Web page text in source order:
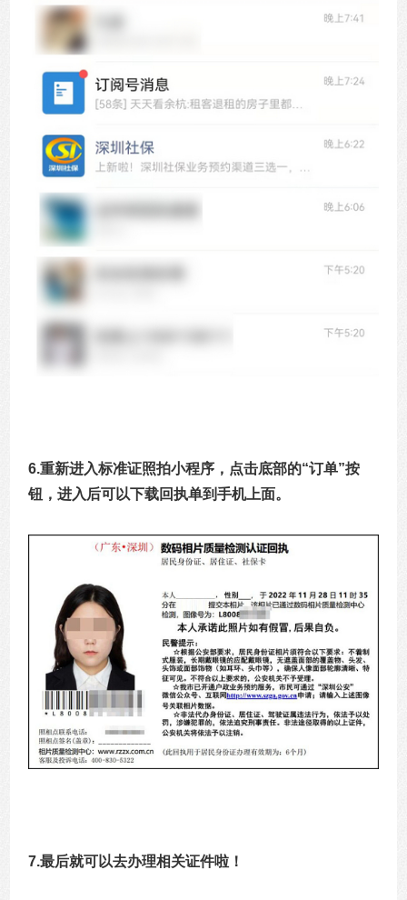
6.重新进入标准证照拍小程序，点击底部的“订单”按
钮，进入后可以下载回执单到手机上面。
7.最后就可以去办理相关证件啦！